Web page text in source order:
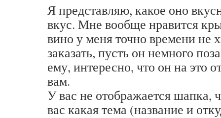
Я представляю, какое оно
вкус. Мне вообще нравится
вино у меня точно времени не
заказать, пусть он немного
ему, интересно, что он на это
вам.
У вас не отображается шапка,
вас какая тема (название и